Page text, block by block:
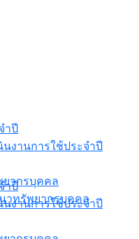
ำปี
งานการใช้ประจำปี
ำปี
งานการใช้ประจำปี
ากรบุคคล
าทรัพยากรบุคคล